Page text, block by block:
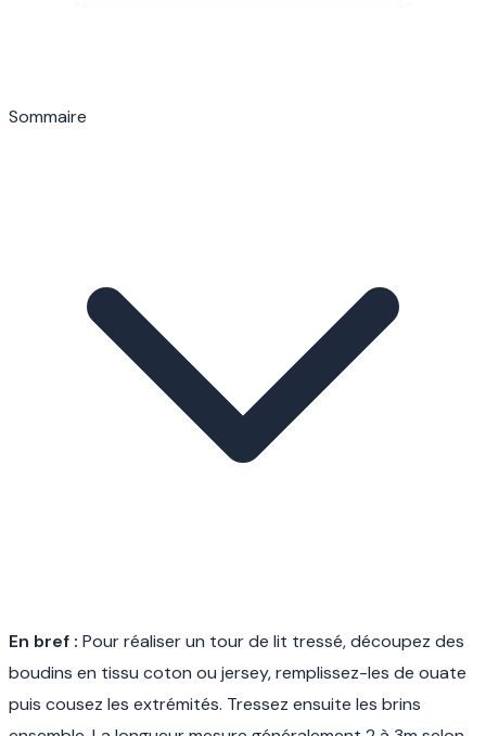
Sommaire
En bref : Pour réaliser un tour de lit tressé, découpez des
boudins en tissu coton ou jersey, remplissez-les de ouate
puis cousez les extrémités. Tressez ensuite les brins